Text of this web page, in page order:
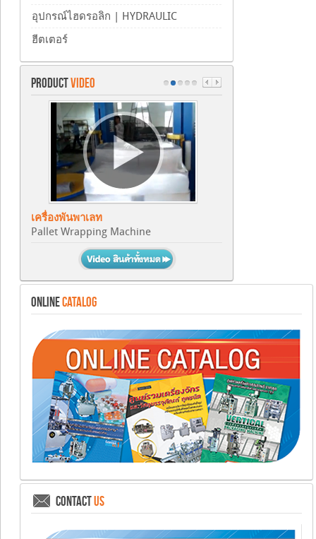
อุปกรณ์ไฮดรอลิก | HYDRAULIC
ฮีตเตอร์
PRODUCTVIDEO
เครื่องพันพาเลท
Pallet Wrapping Machine
ONLINECATALOG
CONTACTUS